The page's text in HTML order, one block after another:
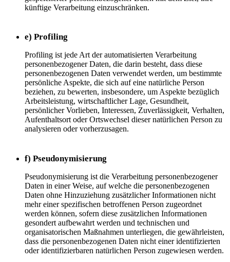
künftige Verarbeitung einzuschränken.
e) Profiling
Profiling ist jede Art der automatisierten Verarbeitung
personenbezogener Daten, die darin besteht, dass diese
personenbezogenen Daten verwendet werden, um bestimmte
persönliche Aspekte, die sich auf eine natürliche Person
beziehen, zu bewerten, insbesondere, um Aspekte bezüglich
Arbeitsleistung, wirtschaftlicher Lage, Gesundheit,
persönlicher Vorlieben, Interessen, Zuverlässigkeit, Verhalten,
Aufenthaltsort oder Ortswechsel dieser natürlichen Person zu
analysieren oder vorherzusagen.
f) Pseudonymisierung
Pseudonymisierung ist die Verarbeitung personenbezogener
Daten in einer Weise, auf welche die personenbezogenen
Daten ohne Hinzuziehung zusätzlicher Informationen nicht
mehr einer spezifischen betroffenen Person zugeordnet
werden können, sofern diese zusätzlichen Informationen
gesondert aufbewahrt werden und technischen und
organisatorischen Maßnahmen unterliegen, die gewährleisten,
dass die personenbezogenen Daten nicht einer identifizierten
oder identifizierbaren natürlichen Person zugewiesen werden.